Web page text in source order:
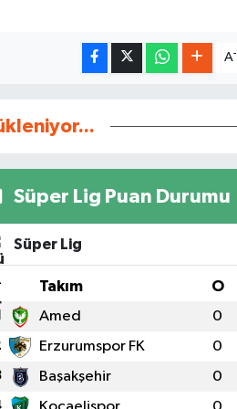
A-
Süper Lig Puan Durumu
Süper Lig
Takım O
Amed 0
Erzurumspor FK 0
Başakşehir 0